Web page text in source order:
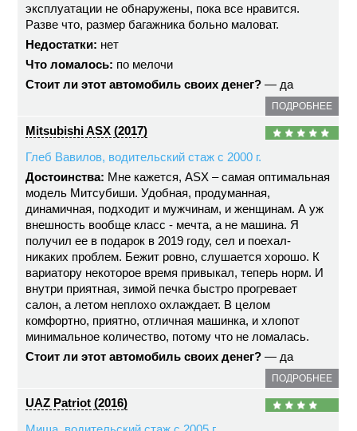
эксплуатации не обнаружены, пока все нравится.
Разве что, размер багажника больно маловат.
Недостатки: нет
Что ломалось: по мелочи
Стоит ли этот автомобиль своих денег? — да
ПОДРОБНЕЕ
Mitsubishi ASX (2017)
Глеб Вавилов, водительский стаж с 2000 г.
Достоинства: Мне кажется, ASX – самая оптимальная
модель Митсубиши. Удобная, продуманная,
динамичная, подходит и мужчинам, и женщинам. А уж
внешность вообще класс - мечта, а не машина. Я
получил ее в подарок в 2019 году, сел и поехал-
никаких проблем. Бежит ровно, слушается хорошо. К
вариатору некоторое время привыкал, теперь норм. И
внутри приятная, зимой печка быстро прогревает
салон, а летом неплохо охлаждает. В целом
комфортно, приятно, отличная машинка, и хлопот
минимальное количество, потому что не ломалась.
Стоит ли этот автомобиль своих денег? — да
ПОДРОБНЕЕ
UAZ Patriot (2016)